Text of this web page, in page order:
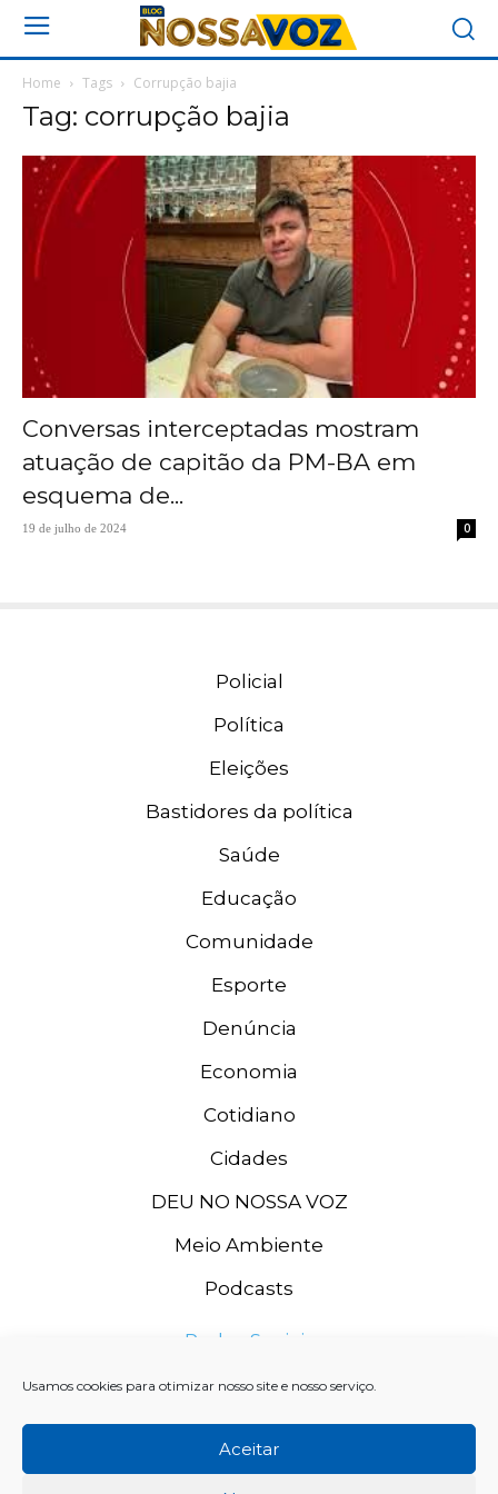
Usamos cookies para otimizar nosso site e nosso serviço.
Aceitar
Home Tags Corrupção bajia
Tag: corrupção bajia
Conversas interceptadas mostram
atuação de capitão da PM-BA em
esquema de...
19 de julho de 2024 0
Policial
Política
Eleições
Bastidores da política
Saúde
Educação
Comunidade
Esporte
Denúncia
Economia
Cotidiano
Cidades
DEU NO NOSSA VOZ
Meio Ambiente
Podcasts
Redes Sociais